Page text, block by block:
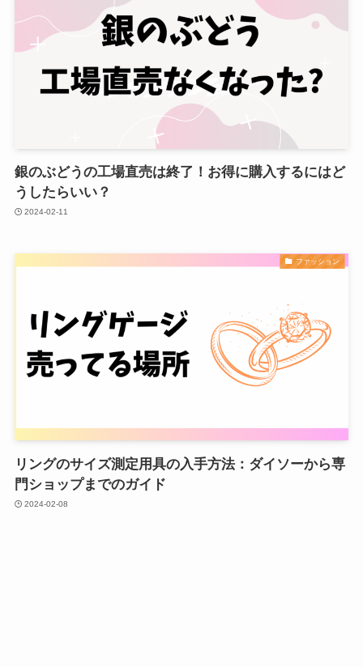
銀のぶどうの工場直売は終了！お得に購入するにはど
うしたらいい？
2024-02-11
ファッション
リングのサイズ測定用具の入手方法：ダイソーから専
門ショップまでのガイド
2024-02-08